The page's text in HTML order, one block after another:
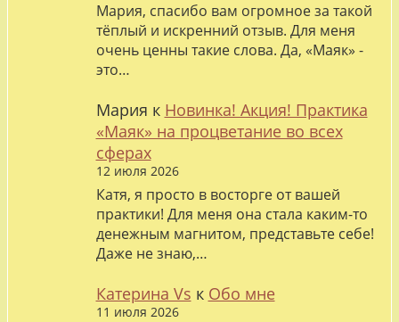
Мария, спасибо вам огромное за такой
тёплый и искренний отзыв. Для меня
очень ценны такие слова. Да, «Маяк» -
это…
Мария к Новинка! Акция! Практика
«Маяк» на процветание во всех
сферах
12 июля 2026
Катя, я просто в восторге от вашей
практики! Для меня она стала каким-то
денежным магнитом, представьте себе!
Даже не знаю,…
Катерина Vs к Обо мне
11 июля 2026